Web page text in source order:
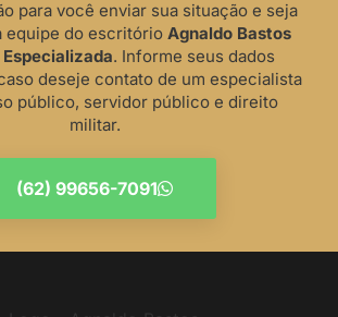
para você enviar sua situação e seja
equipe do escritório Agnaldo Bastos
. Informe seus dados
deseje contato de um especialista
público, servidor público e direito
militar.
(62) 99656-7091